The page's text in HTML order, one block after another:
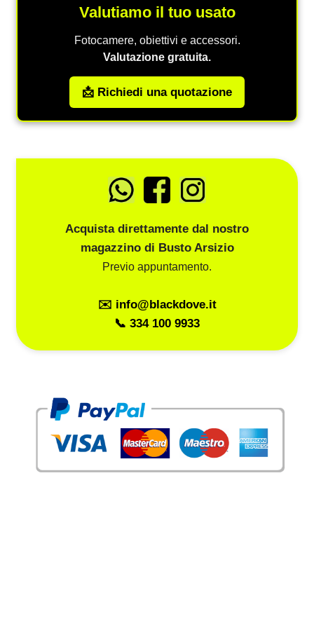
Valutiamo il tuo usato
Fotocamere, obiettivi e accessori.
Valutazione gratuita.
📩 Richiedi una quotazione
Acquista direttamente dal nostro
magazzino di Busto Arsizio
Previo appuntamento.
✉️ info@blackdove.it
📞 334 100 9933